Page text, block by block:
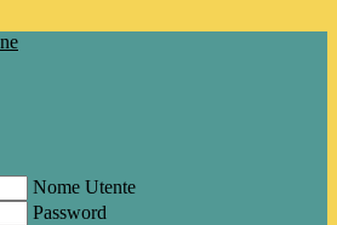
Nome Utente
Password